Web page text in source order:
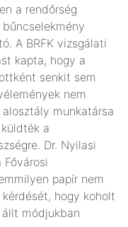
a rendőrség
A BRFK vizsgálati
kapta, hogy a
senkit sem
nem
munkatársa
a
Dr. Nyilasi
papír nem
hogy koholt
módjukban